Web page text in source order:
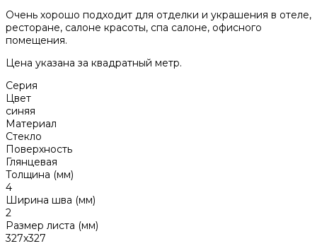
Очень хорошо подходит для отделки и украшения в отеле,
ресторане, салоне красоты, спа салоне, офисного
помещения.
Цена указана за квадратный метр.
Серия
Цвет
синяя
Материал
Стекло
Поверхность
Глянцевая
Толщина (мм)
4
Ширина шва (мм)
2
Размер листа (мм)
327x327